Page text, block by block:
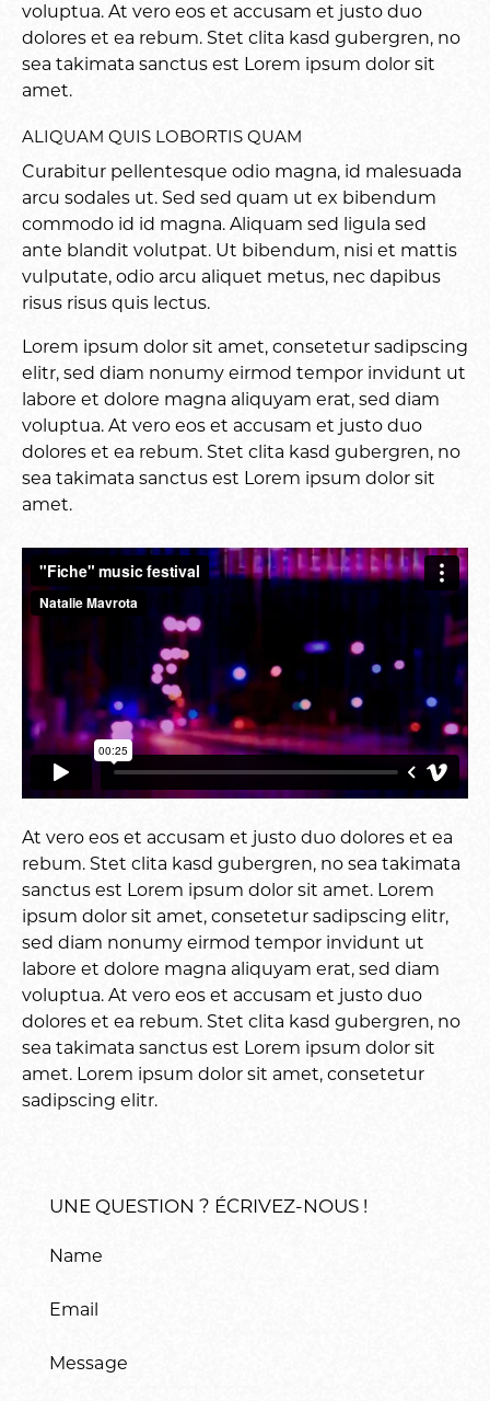
voluptua. At vero eos et accusam et justo duo
dolores et ea rebum. Stet clita kasd gubergren, no
sea takimata sanctus est Lorem ipsum dolor sit
amet.
ALIQUAM QUIS LOBORTIS QUAM
Curabitur pellentesque odio magna, id malesuada
arcu sodales ut. Sed sed quam ut ex bibendum
commodo id id magna. Aliquam sed ligula sed
ante blandit volutpat. Ut bibendum, nisi et mattis
vulputate, odio arcu aliquet metus, nec dapibus
risus risus quis lectus.
Lorem ipsum dolor sit amet, consetetur sadipscing
elitr, sed diam nonumy eirmod tempor invidunt ut
labore et dolore magna aliquyam erat, sed diam
voluptua. At vero eos et accusam et justo duo
dolores et ea rebum. Stet clita kasd gubergren, no
sea takimata sanctus est Lorem ipsum dolor sit
amet.
At vero eos et accusam et justo duo dolores et ea
rebum. Stet clita kasd gubergren, no sea takimata
sanctus est Lorem ipsum dolor sit amet. Lorem
ipsum dolor sit amet, consetetur sadipscing elitr,
sed diam nonumy eirmod tempor invidunt ut
labore et dolore magna aliquyam erat, sed diam
voluptua. At vero eos et accusam et justo duo
dolores et ea rebum. Stet clita kasd gubergren, no
sea takimata sanctus est Lorem ipsum dolor sit
amet. Lorem ipsum dolor sit amet, consetetur
sadipscing elitr.
UNE QUESTION ? ÉCRIVEZ-NOUS !